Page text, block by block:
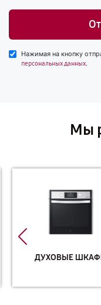
Нажимая на кнопку
персональных данных.
Мы
ДУХОВЫЕ